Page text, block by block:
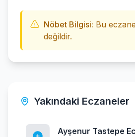
Nöbet Bilgisi: Bu
değildir.
Yakındaki Eczaneler
Ayşenur Tastepe